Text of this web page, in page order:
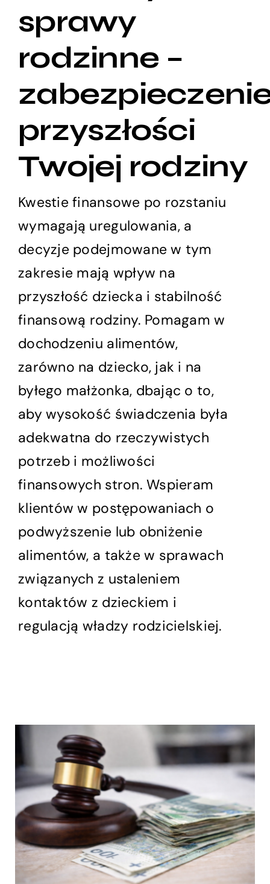
sprawy
rodzinne –
przyszłości
Twojej rodziny
Kwestie finansowe po rozstaniu
wymagają uregulowania, a
decyzje podejmowane w tym
zakresie mają wpływ na
przyszłość dziecka i stabilność
finansową rodziny. Pomagam w
dochodzeniu alimentów,
zarówno na dziecko, jak i na
byłego małżonka, dbając o to,
aby wysokość świadczenia była
adekwatna do rzeczywistych
potrzeb i możliwości
finansowych stron. Wspieram
klientów w postępowaniach o
podwyższenie lub obniżenie
alimentów, a także w sprawach
związanych z ustaleniem
kontaktów z dzieckiem i
regulacją władzy rodzicielskiej.